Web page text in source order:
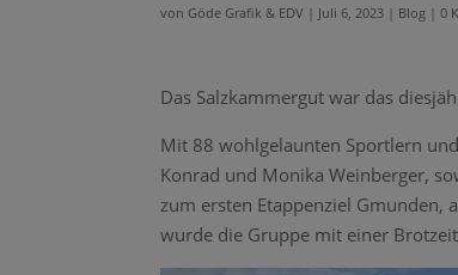
von Göde Grafik & EDV | Juli 6, 2023 | Blog |0
Das Salzkammergut war das
Mit 88 wohlgelaunten Sportlern
Konrad und Monika Weinberger,
zum ersten Etappenziel Gmunden,
wurde die Gruppe mit einer